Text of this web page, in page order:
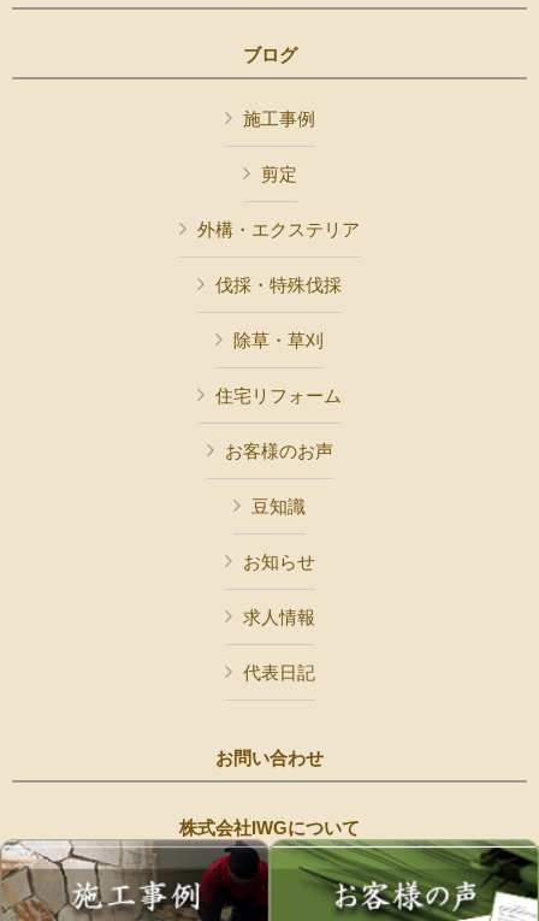
ブログ
施工事例
剪定
外構・エクステリア
伐採・特殊伐採
除草・草刈
住宅リフォーム
お客様のお声
豆知識
お知らせ
求人情報
代表日記
お問い合わせ
株式会社IWGについて